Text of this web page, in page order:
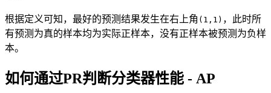
根据定义可知，最好的预测结果发生在右上角 (1,1) ，此时所
有预测为真的样本均为实际正样本，没有正样本被预测为负样
本。
如何通过PR判断分类器性能 - AP